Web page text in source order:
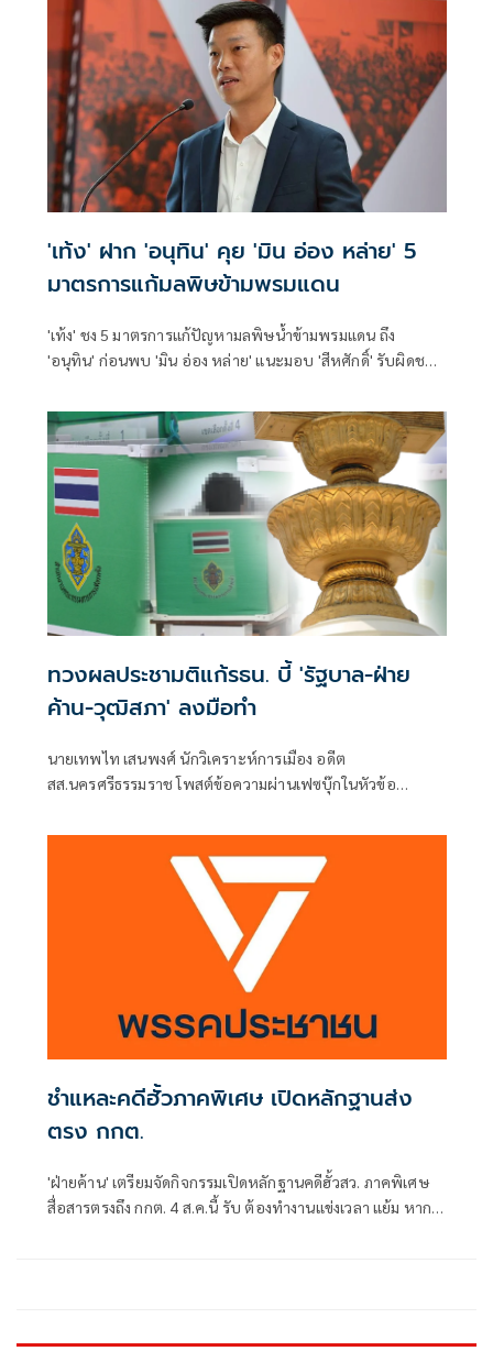
'เท้ง' ฝาก 'อนุทิน' คุย 'มิน อ่อง หล่าย' 5
มาตรการแก้มลพิษข้ามพรมแดน
'เท้ง' ชง 5 มาตรการแก้ปัญหามลพิษน้ำข้ามพรมแดน ถึง
'อนุทิน' ก่อนพบ 'มิน อ่อง หล่าย' แนะมอบ 'สีหศักดิ์' รับผิดชอบ
ทวงผลประชามติแก้รธน. บี้ 'รัฐบาล-ฝ่าย
ค้าน-วุฒิสภา' ลงมือทำ
นายเทพไท เสนพงศ์ นักวิเคราะห์การเมือง อดีต
สส.นครศรีธรรมราช โพสต์ข้อความผ่านเฟซบุ๊กในหัวข้อ
ชำแหละคดีฮั้วภาคพิเศษ เปิดหลักฐานส่ง
ตรง กกต.
'ฝ่ายค้าน' เตรียมจัดกิจกรรมเปิดหลักฐานคดีฮั้วสว. ภาคพิเศษ
สื่อสารตรงถึง กกต. 4 ส.ค.นี้ รับ ต้องทำงานแข่งเวลา แย้ม หาก